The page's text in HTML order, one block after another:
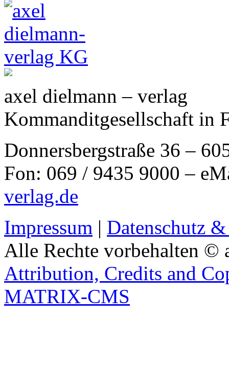
axel dielmann – verlag
Kommanditgesellschaft in
Donnersbergstraße 36 –
Fon: 069 / 9435 9000 –
verlag.de
Impressum | Datenschutz
Alle Rechte vorbehalten ©
Attribution, Credits and
MATRIX-CMS